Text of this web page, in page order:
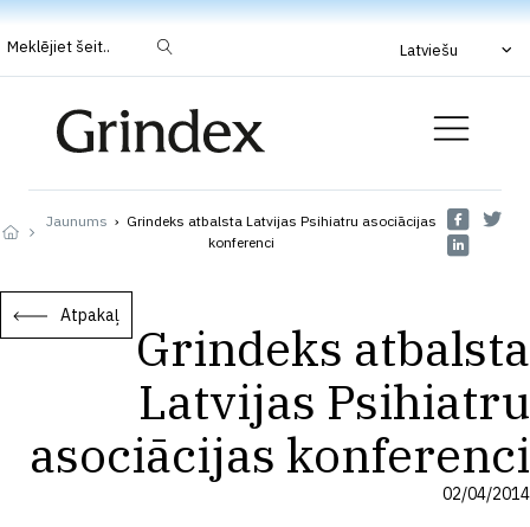
Meklējiet šeit.. Latviešu
Jaunums › Grindeks atbalsta Latvijas Psihiatru asociācijas
konferenci
Atpakaļ
Grindeks atbalsta
Latvijas Psihiatru
asociācijas konferenci
02/04/2014